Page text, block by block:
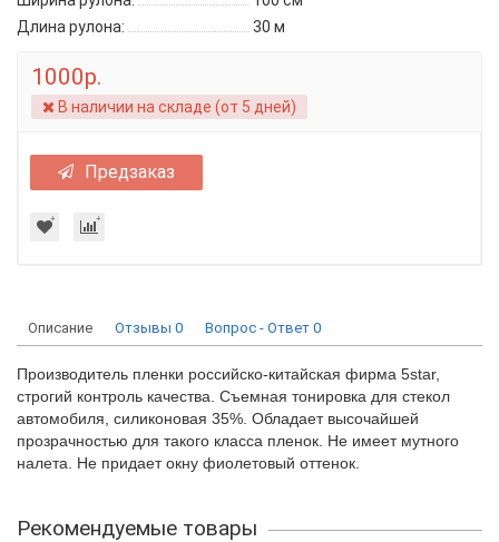
Длина рулона:
30 м
1000р.
В наличии на складе (от 5 дней)
Предзаказ
Описание Отзывы 0 Вопрос - Ответ 0
Производитель пленки российско-китайская фирма 5star,
строгий контроль качества. Съемная тонировка для стекол
автомобиля, силиконовая 35%. Обладает высочайшей
прозрачностью для такого класса пленок. Не имеет мутного
налета. Не придает окну фиолетовый оттенок.
Рекомендуемые товары